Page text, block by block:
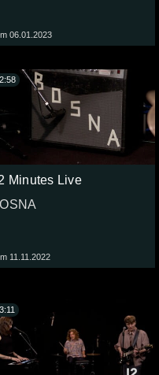
06.01.2023
Minutes Live
11.11.2022